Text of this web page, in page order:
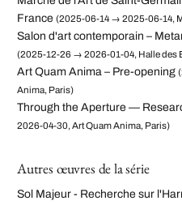
France (2025-06-14 → 2025-06-14,
Salon d'art contemporain –
(2025-12-26 → 2026-01-04, Halle des
Art Quam Anima – Pre-opening
Anima, Paris)
Through the Aperture —
2026-04-30, Art Quam Anima, Paris)
Autres œuvres de la série
Sol Majeur - Recherche sur